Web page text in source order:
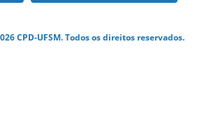
CPD-UFSM. Todos os direitos reservados.